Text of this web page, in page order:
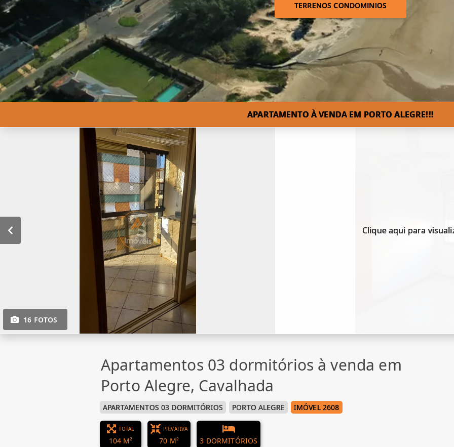
TERRENOS CONDOMINIOS
APARTAMENTO À VENDA EM PORTO ALEGRE!!!
16 FOTOS
Clique aqui para
Apartamentos 03 dormitórios à venda em
Porto Alegre, Cavalhada
APARTAMENTOS 03 DORMITÓRIOS PORTO ALEGRE IMÓVEL 2608
TOTAL
104 M²
PRIVATIVA
70 M² 3 DORMITÓRIOS